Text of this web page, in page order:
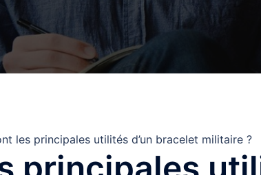
les principales utilités d’un bracelet militaire ?